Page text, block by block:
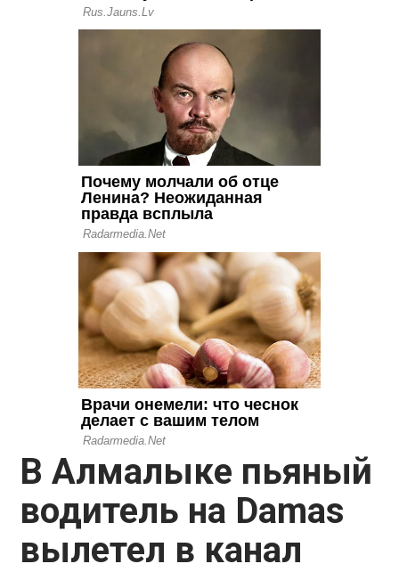
В Алмалыке пьяный
водитель на Damas
вылетел в канал